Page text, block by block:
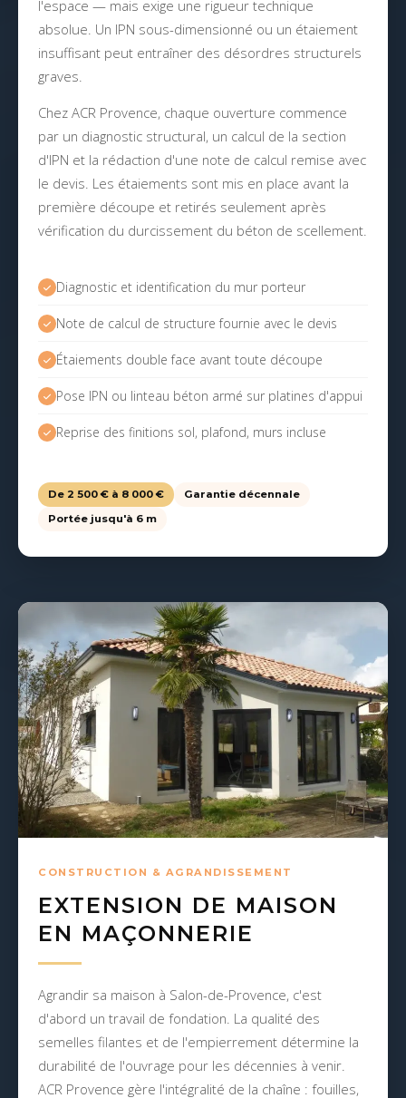
l'espace — mais exige une rigueur technique
absolue. Un IPN sous-dimensionné ou un étaiement
insuffisant peut entraîner des désordres structurels
graves.
Chez ACR Provence, chaque ouverture commence
par un diagnostic structural, un calcul de la section
d'IPN et la rédaction d'une note de calcul remise avec
le devis. Les étaiements sont mis en place avant la
première découpe et retirés seulement après
vérification du durcissement du béton de scellement.
Diagnostic et identification du mur porteur
Note de calcul de structure fournie avec le devis
Étaiements double face avant toute découpe
Pose IPN ou linteau béton armé sur platines d'appui
Reprise des finitions sol, plafond, murs incluse
De 2 500 € à 8 000 €
Garantie décennale
Portée jusqu'à 6 m
CONSTRUCTION & AGRANDISSEMENT
EXTENSION DE MAISON
EN MAÇONNERIE
Agrandir sa maison à Salon-de-Provence, c'est
d'abord un travail de fondation. La qualité des
semelles filantes et de l'empierrement détermine la
durabilité de l'ouvrage pour les décennies à venir.
ACR Provence gère l'intégralité de la chaîne : fouilles,